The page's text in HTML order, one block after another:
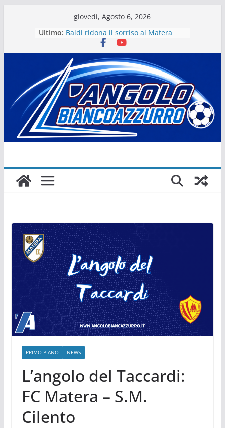
giovedì, Agosto 6, 2026
Ultimo: Baldi ridona il sorriso al Matera
La stagione del Matera 1933 al via
tra i fuochi d’artificio
Il Matera 1933 al lavoro per un
grande futuro. Video intervista col
presidente Michele Motta
Il Bue rinasce. E Matera sogna
Matera – Palmese “nulla” di fatto
PRIMO PIANO NEWS
L’angolo del Taccardi:
FC Matera – S.M.
Cilento